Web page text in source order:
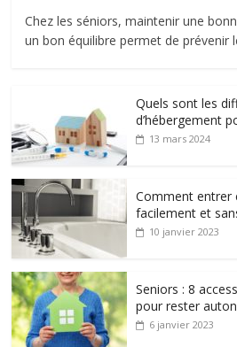
Chez les séniors, maintenir une
un bon équilibre permet de prévenir
Quels sont les
d’hébergement
13 mars 2024
Comment entrer
facilement et
10 janvier 2023
Seniors : 8
pour rester
6 janvier 2023